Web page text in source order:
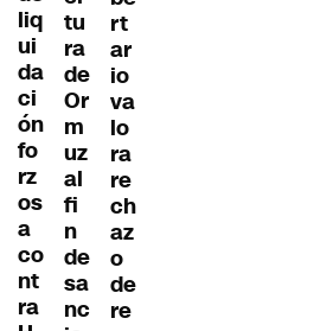
liq
ui
da
ci
ón
fo
rz
os
a
co
nt
ra
tu
ra
de
Or
m
uz
al
fi
n
de
sa
nc
rt
ar
io
va
lo
ra
re
ch
az
o
de
re